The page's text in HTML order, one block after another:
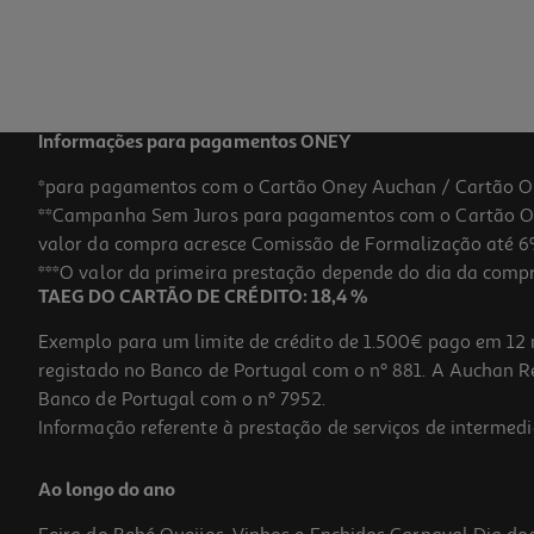
7.99 €/un
Informações para pagamentos ONEY
*para pagamentos com o Cartão Oney Auchan / Cartão
**Campanha Sem Juros para pagamentos com o Cartão
valor da compra acresce Comissão de Formalização até
***O valor da primeira prestação depende do dia da
TAEG DO CARTÃO DE CRÉDITO: 18,4 %
Exemplo para um limite de crédito de 1.500€ pago em
registado no Banco de Portugal com o nº 881. A
Banco de Portugal com o nº 7952.
Informação referente à prestação de serviços de
Ao longo do ano